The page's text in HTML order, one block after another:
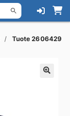
Tuote 2606429